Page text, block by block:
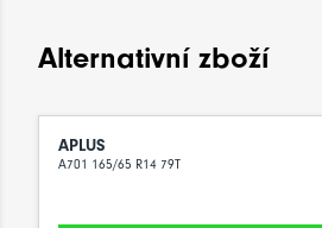
Alternativní zboží
APLUS
A701 165/65 R14 79T